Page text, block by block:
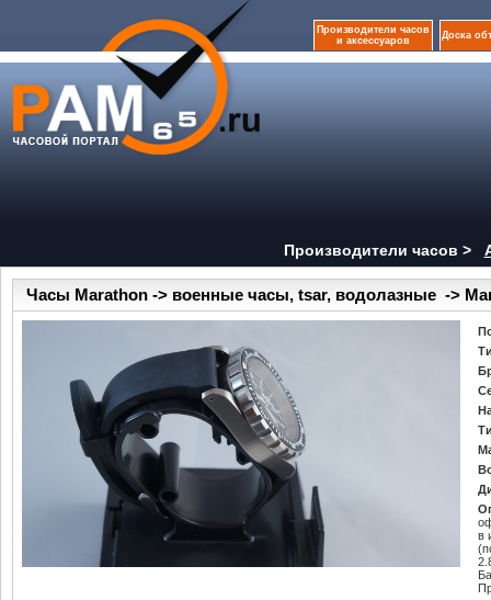
Производители часов
и аксессуаров
Доска
Производители часов >
Часы Marathon -> военные часы, tsar, водолазные ->
в